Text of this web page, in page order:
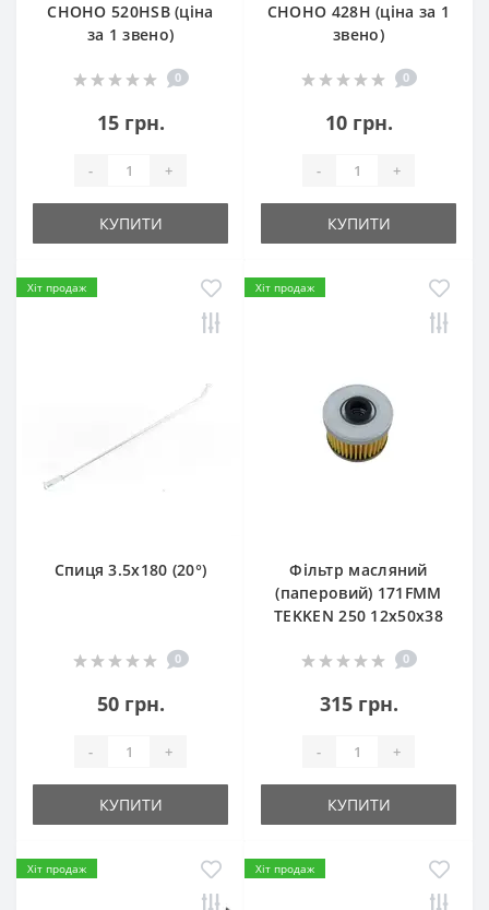
СHOHO 520HSB (ціна
за 1 звено)
0
15 грн.
- +
КУПИТИ
СHOHO 428H (ціна за 1
звено)
0
10 грн.
- +
КУПИТИ
Хіт продаж
Спиця 3.5х180 (20°)
0
50 грн.
- +
КУПИТИ
Хіт продаж
Фільтр масляний
(паперовий) 171FMM
TEKKEN 250 12х50х38
0
315 грн.
- +
КУПИТИ
Хіт продаж Хіт продаж